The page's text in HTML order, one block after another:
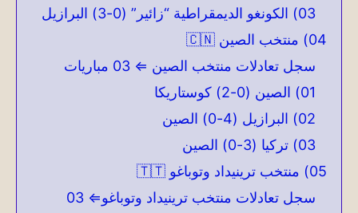
03) الكونغو الديمقراطية “زائير” (0-3) البرازيل
04) منتخب الصين 🇨🇳
سجل تعادلات منتخب الصين ⇐ 03 مباريات
01) الصين (0-2) كوستاريكا
02) البرازيل (4-0) الصين
03) تركيا (3-0) الصين
05) منتخب ترينيداد وتوباغو 🇹🇹
سجل تعادلات منتخب ترينيداد وتوباغو⇐ 03